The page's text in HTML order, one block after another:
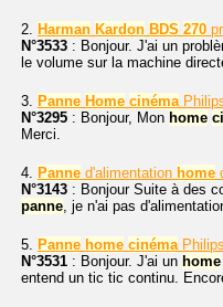
2. Harman Kardon BDS 270
N°3533 : Bonjour. J'ai un
le volume sur la machine
3. Panne Home cinéma
N°3295 : Bonjour, Mon home
Merci.
4. Panne d'alimentation home
N°3143 : Bonjour Suite à des
panne, je n'ai pas
5. Panne home cinéma
N°3531 : Bonjour. J'ai un home
entend un tic tic continu.